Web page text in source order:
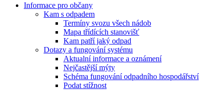
Informace pro občany
Kam s odpadem
Termíny svozu všech nádob
Mapa třídících stanovišť
Kam patří jaký odpad
Dotazy a fungování systému
Aktualní informace a oznámení
Nejčastější mýty
Schéma fungování odpadního hospodářství
Podat stížnost